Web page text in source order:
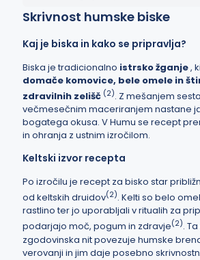
Skrivnost humske biske
Kaj je biska in kako se pripravlja?
Biska je tradicionalno istrsko žganje,
domače komovice, bele omele in
zdravilnih zelišč (2). Z mešanjem
večmesečnim maceriranjem nastane
bogatega okusa. V Humu se recept
in ohranja z ustnim izročilom.
Keltski izvor recepta
Po izročilu je recept za bisko star
od keltskih druidov(2). Kelti so belo
rastlino ter jo uporabljali v ritualih za
podarjajo moč, pogum in zdravje(2).
zgodovinska nit povezuje humske
verovanji in jim daje posebno